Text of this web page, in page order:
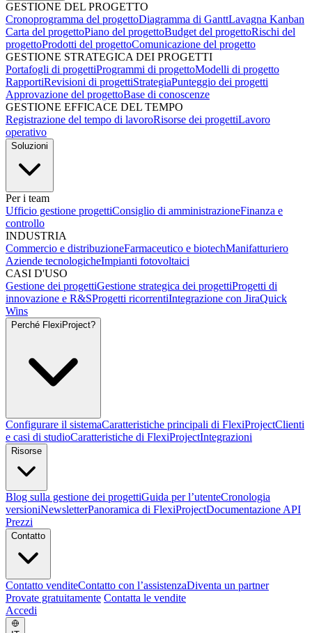
GESTIONE DEL PROGETTO
Cronoprogramma del progettoDiagramma di GanttLavagna Kanban
Carta del progettoPiano del progettoBudget del progettoRischi del
progettoProdotti del progettoComunicazione del progetto
GESTIONE STRATEGICA DEI PROGETTI
Portafogli di progettiProgrammi di progettoModelli di progetto
RapportiRevisioni di progettiStrategiaPunteggio dei progetti
Approvazione del progettoBase di conoscenze
GESTIONE EFFICACE DEL TEMPO
Registrazione del tempo di lavoroRisorse dei progettiLavoro
operativo
Soluzioni
Per i team
Ufficio gestione progettiConsiglio di amministrazioneFinanza e
controllo
INDUSTRIA
Commercio e distribuzioneFarmaceutico e biotechManifatturiero
Aziende tecnologicheImpianti fotovoltaici
CASI D'USO
Gestione dei progettiGestione strategica dei progettiProgetti di
innovazione e R&SProgetti ricorrentiIntegrazione con JiraQuick
Wins
Perché FlexiProject?
Configurare il sistemaCaratteristiche principali di FlexiProjectClienti
e casi di studioCaratteristiche di FlexiProjectIntegrazioni
Risorse
Blog sulla gestione dei progettiGuida per l’utenteCronologia
versioniNewsletterPanoramica di FlexiProjectDocumentazione API
Prezzi
Contatto
Contatto venditeContatto con l’assistenzaDiventa un partner
Provate gratuitamente Contatta le vendite
Accedi